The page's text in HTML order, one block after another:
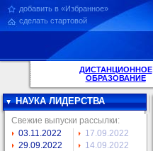
добавить в «Избранное»
сделать стартовой
ДИСТАНЦИОННОЕ
ОБРАЗОВАНИЕ
НАУКА ЛИДЕРСТВА
Свежие выпуски рассылки:
03.11.2022
29.09.2022
17.09.2022
14.09.2022